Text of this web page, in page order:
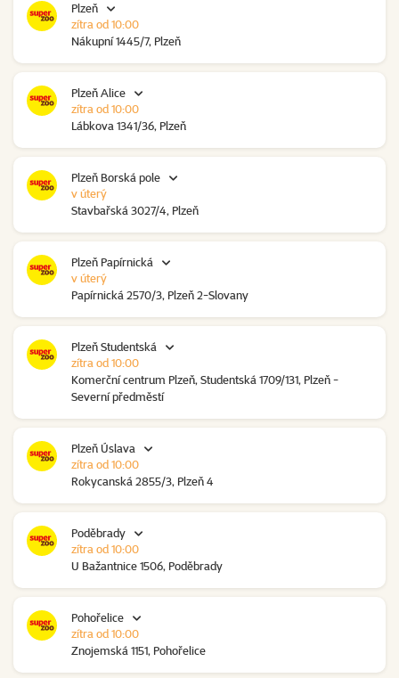
Plzeň
Nákupní 1445/7, Plzeň
zítra od 10:00
Plzeň Alice
Lábkova 1341/36, Plzeň
zítra od 10:00
Plzeň Borská pole
Stavbařská 3027/4, Plzeň
v úterý
Plzeň Papírnická
Papírnická 2570/3, Plzeň 2-Slovany
v úterý
Plzeň Studentská
Komerční centrum Plzeň, Studentská 1709/131, Plzeň -
Severní předměstí
zítra od 10:00
Plzeň Úslava
Rokycanská 2855/3, Plzeň 4
zítra od 10:00
Poděbrady
U Bažantnice 1506, Poděbrady
zítra od 10:00
Pohořelice
Znojemská 1151, Pohořelice
zítra od 10:00